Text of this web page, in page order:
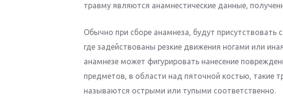
травму являются анамнестические данные,
Обычно при сборе анамнеза, будут присутствовать
где задействованы резкие движения ногами или
анамнезе может фигурировать нанесение
предметов, в области над пяточной костью, такие
называются острыми или тупыми соответственно.